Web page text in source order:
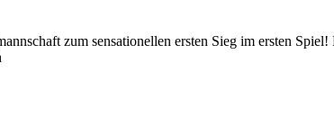
zum sensationellen ersten Sieg im ersten